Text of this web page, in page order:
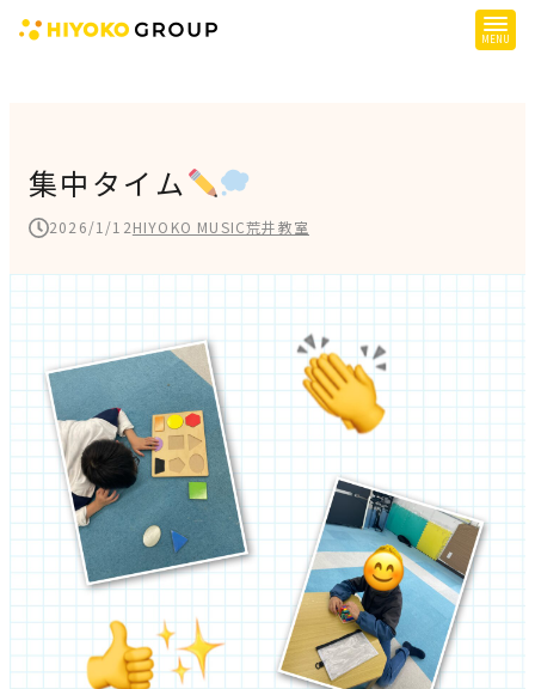
提供サービス
子育て支援
障がい児支援
施設一覧
会社概要
お知らせ
採用情報
施設空き状況はこちら
見学申込・お問合せ
集中タイム
2026/1/12HIYOKO MUSIC荒井教室